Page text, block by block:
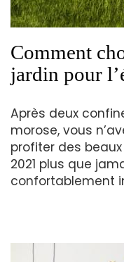
Comment
jardin pour
Après deux
morose, vous
profiter des
2021 plus que
confortablement